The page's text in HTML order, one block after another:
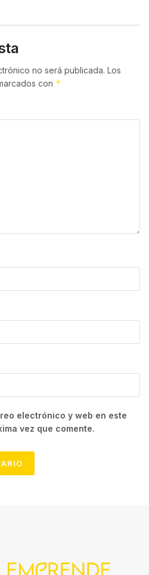
no será publicada. Los
con *
electrónico y web en este
vez que comente.